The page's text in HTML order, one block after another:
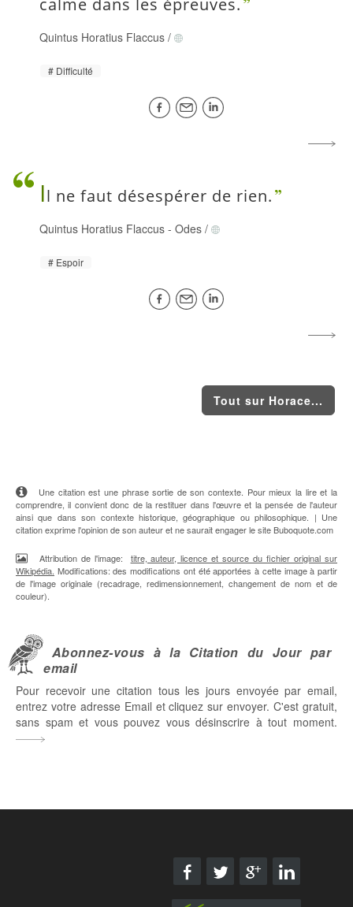
Quintus Horatius Flaccus /
Difficulté
Il ne faut désespérer de rien.
Quintus Horatius Flaccus - Odes /
Espoir
Tout sur Horace...
Une citation est une phrase sortie de son contexte. Pour mieux la lire et la
comprendre, il convient donc de la restituer dans l'œuvre et la pensée de l'auteur
ainsi que dans son contexte historique, géographique ou philosophique. | Une
citation exprime l'opinion de son auteur et ne saurait engager le site Buboquote.com
Attribution de l'image: titre, auteur, licence et source du fichier original sur
Wikipédia. Modifications: des modifications ont été apportées à cette image à partir
de l'image originale (recadrage, redimensionnement, changement de nom et de
couleur).
Abonnez-vous à la Citation du Jour par
email
Pour recevoir une citation tous les jours envoyée par email,
entrez votre adresse Email et cliquez sur envoyer. C'est gratuit,
sans spam et vous pouvez vous désinscrire à tout moment.